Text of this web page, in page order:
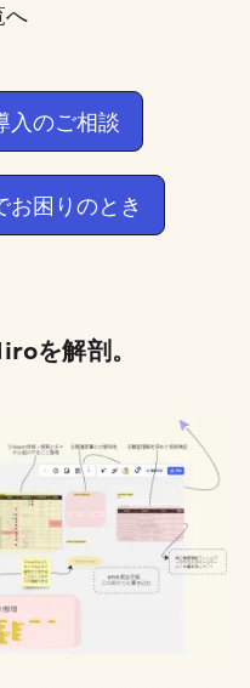
へ
入のご相談
お困りのとき
を解剖。